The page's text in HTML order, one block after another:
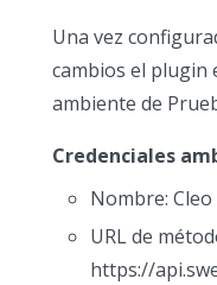
Una vez
cambios el plugin
ambiente de
Credenciales
Nombre:
URL de
https://